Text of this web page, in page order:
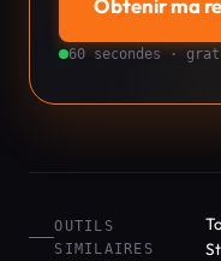
Obtenir ma
60 secondes ·
OUTILS
SIMILAIRES